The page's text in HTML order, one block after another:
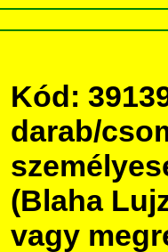
Kód:
darab/
(Blaha
vagy